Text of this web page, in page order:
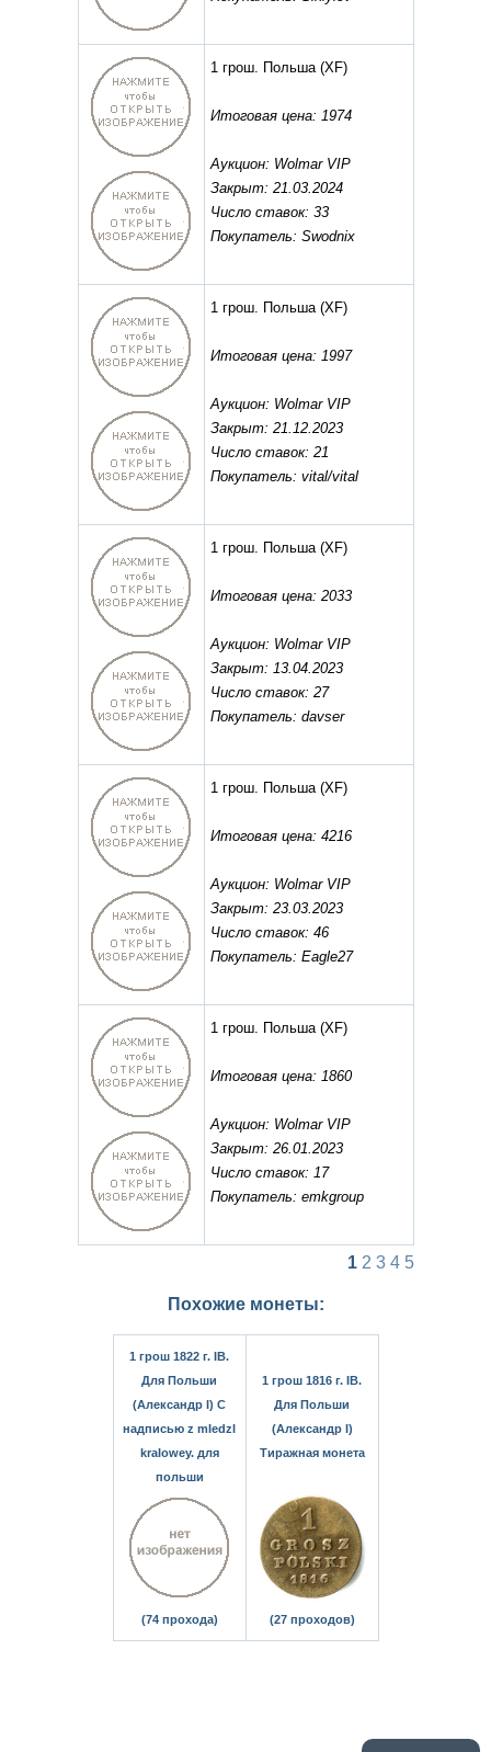
1 грош. Польша(XF)
Итоговая цена: 1974
Аукцион: Wolmar VIP
Закрыт: 21.03.2024
Число ставок: 33
Покупатель: Swodnix
1 грош. Польша(XF)
Итоговая цена: 1997
Аукцион: Wolmar VIP
Закрыт: 21.12.2023
Число ставок: 21
Покупатель: vital/vital
1 грош. Польша(XF)
Итоговая цена: 2033
Аукцион: Wolmar VIP
Закрыт: 13.04.2023
Число ставок: 27
Покупатель: davser
1 грош. Польша(XF)
Итоговая цена: 4216
Аукцион: Wolmar VIP
Закрыт: 23.03.2023
Число ставок: 46
Покупатель: Eagle27
1 грош. Польша(XF)
Итоговая цена: 1860
Аукцион: Wolmar VIP
Закрыт: 26.01.2023
Число ставок: 17
Покупатель: emkgroup
1 2 3 4 5
Похожие монеты:
1 грош 1822 г. IB.
Для Польши
(Александр I) С
надписью z mIedzI
kraIowey. для
польши
(74 прохода)
1 грош 1816 г. IB.
Для Польши
(Александр I)
Тиражная монета
(27 проходов)